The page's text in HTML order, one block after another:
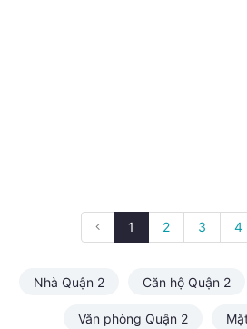
1 2 3 4
Nhà Quận 2 Căn hộ Quận 2
Văn phòng Quận 2